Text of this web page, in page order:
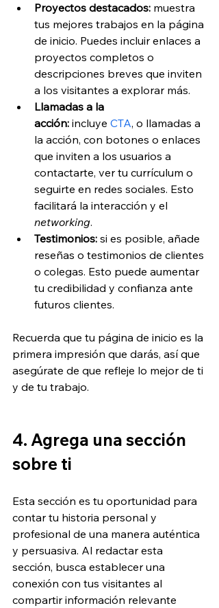
Proyectos destacados: muestra
tus mejores trabajos en la página
de inicio. Puedes incluir enlaces a
proyectos completos o
descripciones breves que inviten
a los visitantes a explorar más.
Llamadas a la
acción: incluye CTA, o llamadas a
la acción, con botones o enlaces
que inviten a los usuarios a
contactarte, ver tu currículum o
seguirte en redes sociales. Esto
facilitará la interacción y el
networking.
Testimonios: si es posible, añade
reseñas o testimonios de clientes
o colegas. Esto puede aumentar
tu credibilidad y confianza ante
futuros clientes.
Recuerda que tu página de inicio es la
primera impresión que darás, así que
asegúrate de que refleje lo mejor de ti
y de tu trabajo.
4. Agrega una sección
sobre ti
Esta sección es tu oportunidad para
contar tu historia personal y
profesional de una manera auténtica
y persuasiva. Al redactar esta
sección, busca establecer una
conexión con tus visitantes al
compartir información relevante